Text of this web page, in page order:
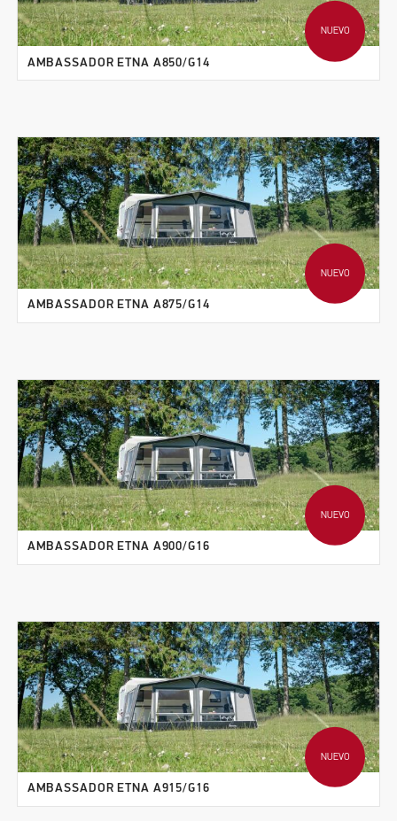
NUEVO
AMBASSADOR ETNA A850/G14
NUEVO
AMBASSADOR ETNA A875/G14
NUEVO
AMBASSADOR ETNA A900/G16
NUEVO
AMBASSADOR ETNA A915/G16